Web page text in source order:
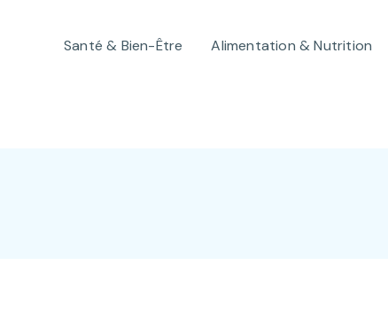
Santé & Bien-Être Alimentation & Nutrition